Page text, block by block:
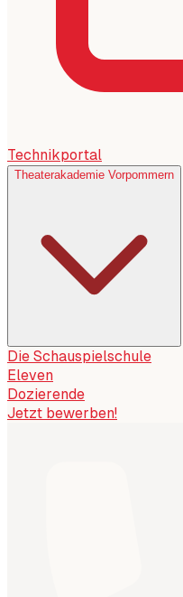
Technikportal
Theaterakademie Vorpommern
Die Schauspielschule
Eleven
Dozierende
Jetzt bewerben!